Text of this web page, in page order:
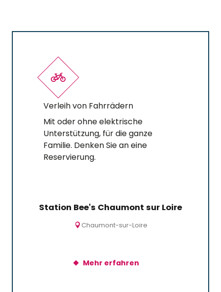
In der Umgebung von Chaumont
Verleih von Fahrrädern
Mit oder ohne elektrische
Unterstützung, für die ganze
Familie. Denken Sie an eine
Reservierung.
Station Bee's Chaumont sur Loire
Chaumont-sur-Loire
Mehr erfahren